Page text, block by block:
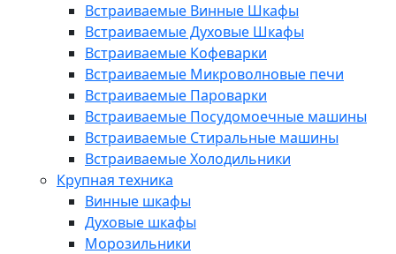
Встраиваемые Винные Шкафы
Встраиваемые Духовые Шкафы
Встраиваемые Кофеварки
Встраиваемые Микроволновые печи
Встраиваемые Пароварки
Встраиваемые Посудомоечные машины
Встраиваемые Стиральные машины
Встраиваемые Холодильники
Крупная техника
Винные шкафы
Духовые шкафы
Морозильники